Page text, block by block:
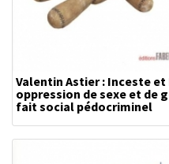
Valentin Astier : Inceste
oppression de sexe et de
fait social pédocriminel